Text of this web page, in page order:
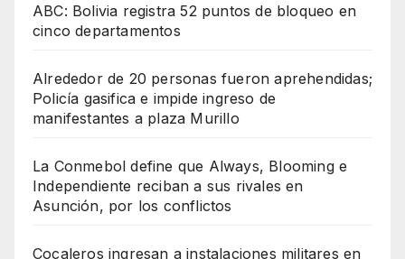
ABC: Bolivia registra 52 puntos de bloqueo en
cinco departamentos
Alrededor de 20 personas fueron aprehendidas;
Policía gasifica e impide ingreso de
manifestantes a plaza Murillo
La Conmebol define que Always, Blooming e
Independiente reciban a sus rivales en
Asunción, por los conflictos
Cocaleros ingresan a instalaciones militares en